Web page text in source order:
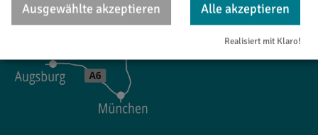
Ausgewählte akzeptieren Alle akzeptieren
Realisiert mit Klaro!